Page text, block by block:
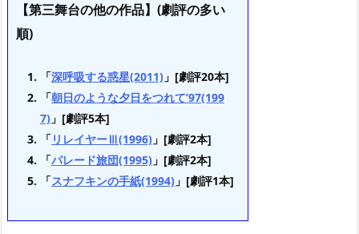
【第三舞台の他の作品】(劇評の多い
順)
「深呼吸する惑星(2011) 」[劇評20本]
「朝日のような夕日をつれて’97(199
7) 」[劇評5本]
「リレイヤーⅢ(1996) 」[劇評2本]
「パレード旅団(1995) 」[劇評2本]
「スナフキンの手紙(1994) 」[劇評1本]